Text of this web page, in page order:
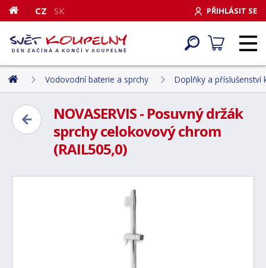
PŘIHLÁSIT SE
CZ SK
Vodovodní baterie a sprchy Doplňky a příslušenství
NOVASERVIS - Posuvný držák
sprchy celokovový chrom
(RAIL505,0)